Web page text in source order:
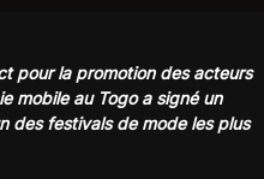
pour la promotion des acteurs
mobile au Togo a signé un
des festivals de mode les plus